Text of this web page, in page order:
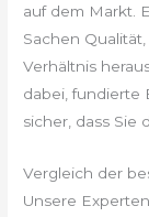
auf dem Markt.
Sachen
Verhältnis
dabei, fundierte
sicher, dass Sie
Vergleich der
Unsere